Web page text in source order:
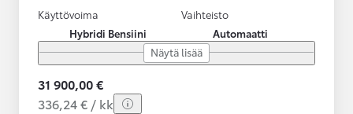
Käyttövoima
Hybridi Bensiini
Vaihteisto
Automaatti
Näytä lisää
31 900,00 €
336,24 € / kk